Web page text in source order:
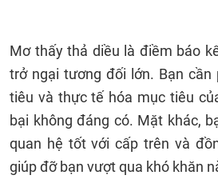
Mơ thấy thả diều là điềm báo
trở ngại tương đối lớn. Bạn cần
tiêu và thực tế hóa mục tiêu
bại không đáng có. Mặt khác,
quan hệ tốt với cấp trên và
giúp đỡ bạn vượt qua khó khăn